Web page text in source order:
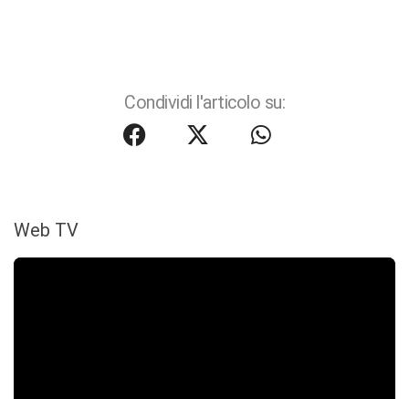
Condividi l'articolo su:
Web TV